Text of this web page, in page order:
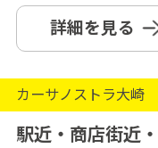
詳細を見る
カーサノストラ大崎
駅近・商店街近